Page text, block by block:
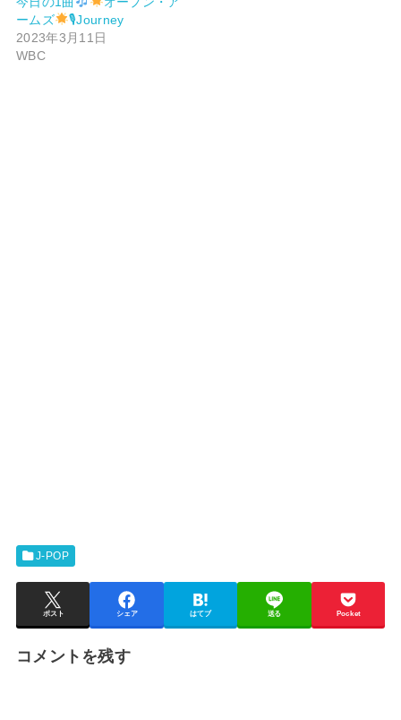
ームズ
🎙Journey
2023年3月11日
WBC
J-POP
ポスト シェア はてブ 送る Pocket
コメントを残す